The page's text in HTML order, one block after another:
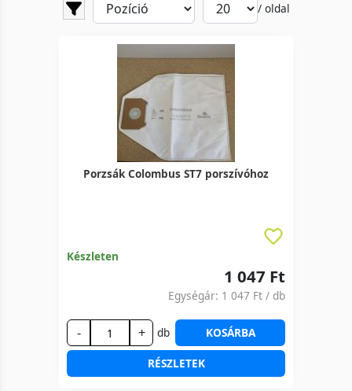
/ oldal
Porzsák Colombus ST7 porszívóhoz
Készleten
1 047 Ft
Egységár: 1 047 Ft / db
- + db KOSÁRBA
RÉSZLETEK